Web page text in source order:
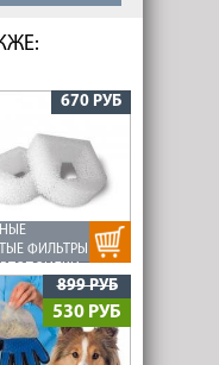
670 РУБ
ФИЛЬТРЫ
AVALON
899 РУБ
530 РУБ